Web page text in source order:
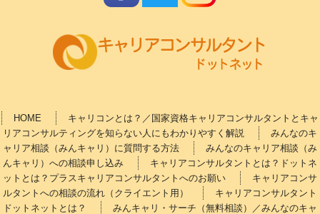
HOME
キャリコンとは？／国家資格キャリアコンサルタントとキャ
リアコンサルティングを知らない人にもわかりやすく解説
みんなのキ
ャリア相談（みんキャリ）に質問する方法
みんなのキャリア相談（み
んキャリ）への相談申し込み
キャリアコンサルタントとは？ドットネ
ットとは？プラスキャリアコンサルタントへのお願い
キャリアコンサ
ルタントへの相談の流れ（クライエント用）
キャリアコンサルタント
ドットネットとは？
みんキャリ・サーチ（無料相談）／みんなのキャ